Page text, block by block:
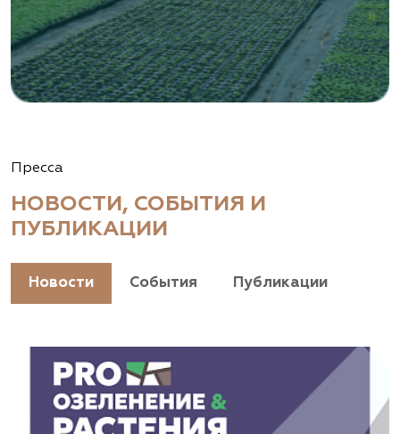
Пресса
НОВОСТИ, СОБЫТИЯ И
ПУБЛИКАЦИИ
Новости События Публикации